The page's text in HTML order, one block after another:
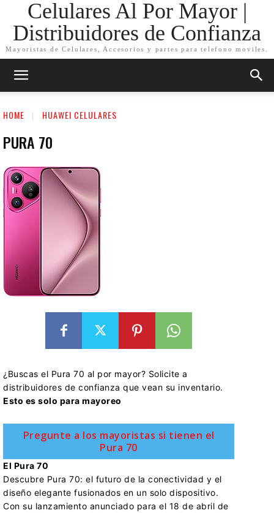
Celulares Al Por Mayor |
Distribuidores de Confianza
Mayoristas de Celulares, Accesorios y partes para telefono moviles.
HOME HUAWEI CELULARES
PURA 70
¿Buscas el Pura 70 al por mayor? Solicite a
distribuidores de confianza que vean su inventario.
Esto es solo para mayoreo
Pregunte a los mayoristas si tienen el
Pura 70
El Pura 70
Descubre Pura 70: el futuro de la conectividad y el
diseño elegante fusionados en un solo dispositivo.
Con su lanzamiento anunciado para el 18 de abril de